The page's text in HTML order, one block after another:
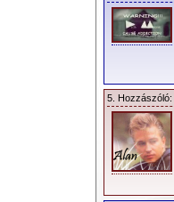
5. Hozzászóló: